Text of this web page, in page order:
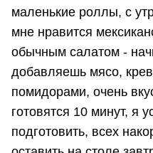
маленькие роллы, с
мне нравится
обычным салатом -
добавляешь мясо,
помидорами, очень
готовятся 10 минут, я
подготовить, всех